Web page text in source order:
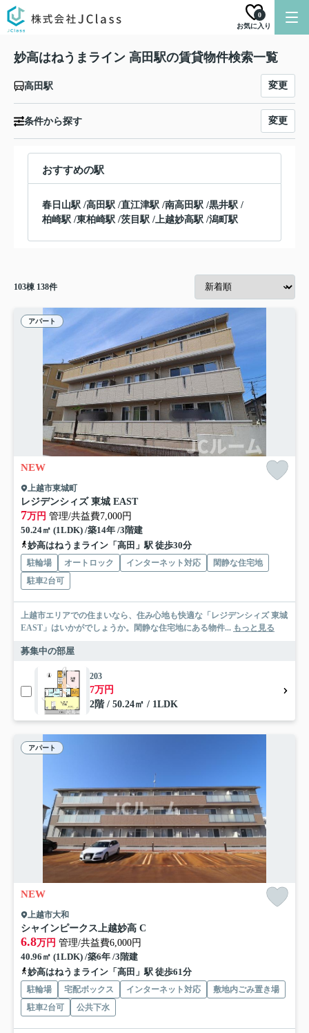
お気に入り
0
妙高はねうまライン 高田駅の賃貸物件検索一覧
高田駅 変更
条件から探す 変更
おすすめの駅
春日山駅 /高田駅 /直江津駅 /南高田駅 /黒井駅 /
柏崎駅 /東柏崎駅 /茨目駅 /上越妙高駅 /潟町駅
103棟 138件
アパート
NEW
上越市東城町
レジデンシィズ 東城 EAST
7万円 管理/共益費7,000円
50.24㎡ (1LDK) /築14年 /3階建
妙高はねうまライン「高田」駅 徒歩30分
駐輪場 オートロック インターネット対応
閑静な住宅地
駐車2台可
上越市エリアでの住まいなら、住み心地も快適な「レジデンシィズ 東城
EAST」はいかがでしょうか。閑静な住宅地にある物件... もっと見る
募集中の部屋
203
7万円
2階 / 50.24㎡ / 1LDK
アパート
NEW
上越市大和
シャインピークス上越妙高 C
6.8万円 管理/共益費6,000円
40.96㎡ (1LDK) /築6年 /3階建
妙高はねうまライン「高田」駅 徒歩61分
駐輪場 宅配ボックス インターネット対応
敷地内ごみ置き場
駐車2台可
公共下水